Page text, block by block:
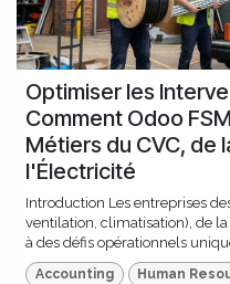
Optimiser les
Comment Odoo
Métiers du CVC, de
l'Électricité
Introduction Les entreprises
ventilation, climatisation), de
à des défis opérationnels
Accounting Human